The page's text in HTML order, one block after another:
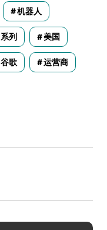
机器人
系列 美国
谷歌 运营商